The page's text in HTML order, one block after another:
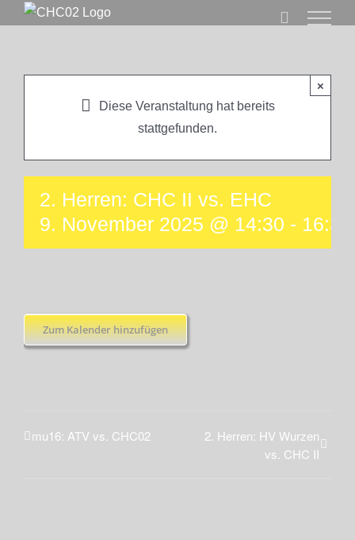
Diese Veranstaltung hat bereits
stattgefunden.
×
2. Herren: CHC II vs. EHC
9. November 2025 @ 14:30 - 16:30
Zum Kalender hinzufügen
mu16: ATV vs. CHC02
2. Herren: HV Wurzen
vs. CHC II